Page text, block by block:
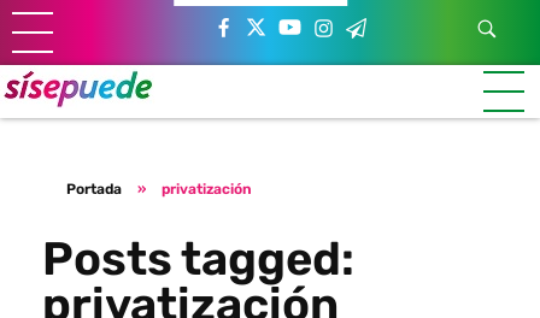
Sí se puede Canarias
Únete al movimiento ecosocialista
Portada » privatización
Posts tagged:
privatización